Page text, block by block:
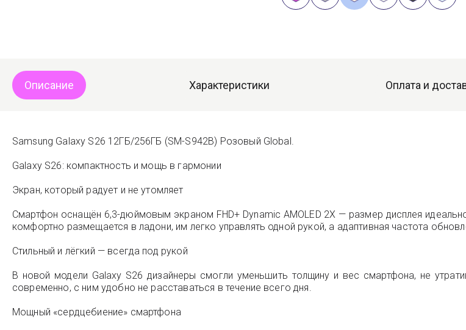
Описание Характеристики Оплата и
Samsung Galaxy S26 12ГБ/256ГБ (SM-S942B) Розовый Global.
Galaxy S26: компактность и мощь в гармонии
Экран, который радует и не утомляет
Смартфон оснащён 6,3-дюймовым экраном FHD+ Dynamic AMOLED 2X — размер дисплея
комфортно размещается в ладони, им легко управлять одной рукой, а адаптивная частота
Стильный и лёгкий — всегда под рукой
В новой модели Galaxy S26 дизайнеры смогли уменьшить толщину и вес смартфона, не
современно, с ним удобно не расставаться в течение всего дня.
Мощный «сердцебиение» смартфона